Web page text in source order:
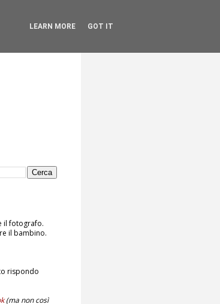
il fotografo.
il bambino.
rispondo
(ma non così
LEARN MORE GOT IT